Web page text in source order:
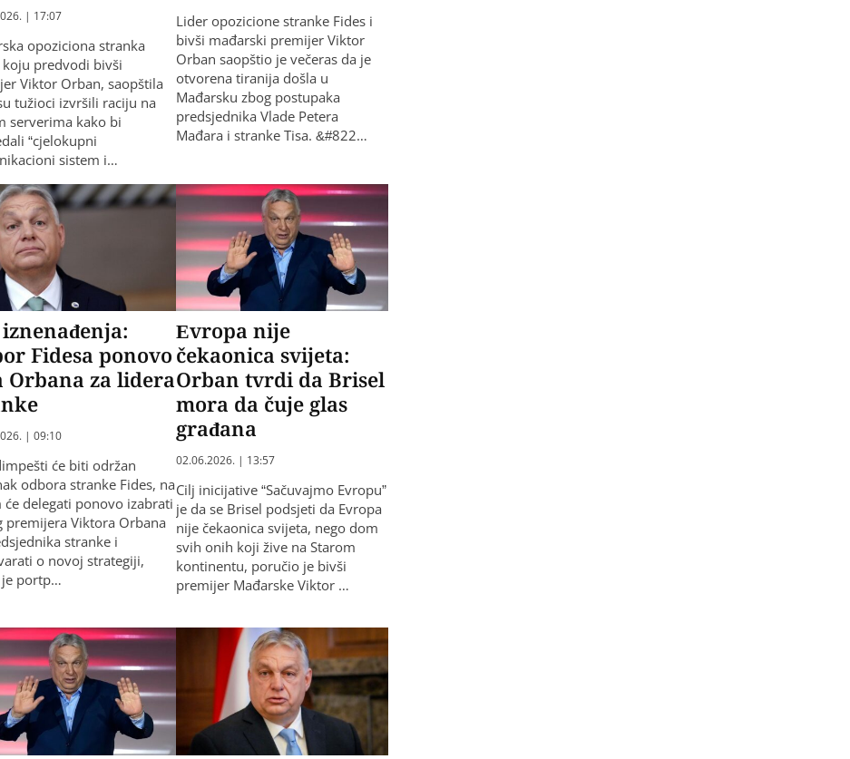
| 17:07
opoziciona stranka
koju predvodi bivši
Viktor Orban, saopštila
tužioci izvršili raciju na
serverima kako bi
“cjelokupni
sistem i…
Lider opozicione stranke Fides i
bivši mađarski premijer Viktor
Orban saopštio je večeras da je
otvorena tiranija došla u
Mađarsku zbog postupaka
predsjednika Vlade Petera
Mađara i stranke Tisa. &#822…
iznenađenja:
Fidesa ponovo
Orbana za lidera
| 09:10
će biti održan
odbora stranke Fides, na
će delegati ponovo izabrati
premijera Viktora Orbana
stranke i
o novoj strategiji,
je portp…
Evropa nije
čekaonica svijeta:
Orban tvrdi da Brisel
mora da čuje glas
građana
02.06.2026. | 13:57
Cilj inicijative “Sačuvajmo Evropu”
je da se Brisel podsjeti da Evropa
nije čekaonica svijeta, nego dom
svih onih koji žive na Starom
kontinentu, poručio je bivši
premijer Mađarske Viktor …